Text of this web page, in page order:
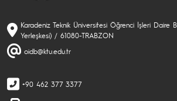
Karadeniz Teknik Üniversitesi Öğrenci İşleri Daire
Yerleşkesi) / 61080-TRABZON
oidb@ktu.edu.tr
+90 462 377 3377